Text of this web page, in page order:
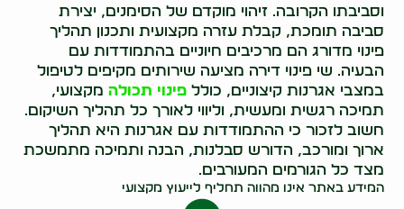
וסביבתו הקרובה. זיהוי מוקדם של הסימנים, יצירת
סביבה תומכת, קבלת עזרה מקצועית ותכנון תהליך
פינוי מדורג הם מרכיבים חיוניים בהתמודדות עם
הבעיה. שי פינוי דירה מציעה שירותים מקיפים לטיפול
במצבי אגרנות קיצוניים, כוללפינוי תכולה מקצועי,
תמיכה רגשית ומעשית, וליווי לאורך כל תהליך השיקום.
חשוב לזכור כי ההתמודדות עם אגרנות היא תהליך
ארוך ומורכב, הדורש סבלנות, הבנה ותמיכה מתמשכת
מצד כל הגורמים המעורבים.
המידע באתר אינו מהווה תחליף לייעוץ מקצועי